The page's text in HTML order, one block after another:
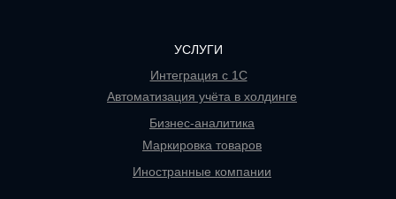
УСЛУГИ
Интеграция с 1С
Автоматизация учёта в холдинге
Бизнес-аналитика
Маркировка товаров
Иностранные компании